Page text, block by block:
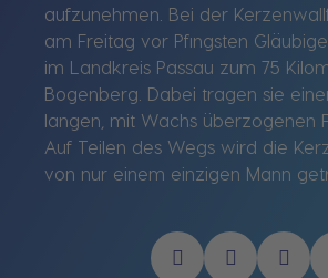
aufzunehmen. Bei der
am Freitag vor Pfingsten
im Landkreis Passau zum 75
Bogenberg. Dabei tragen sie
langen, mit Wachs überzogenen
Auf Teilen des Wegs wird die
von nur einem einzigen Mann